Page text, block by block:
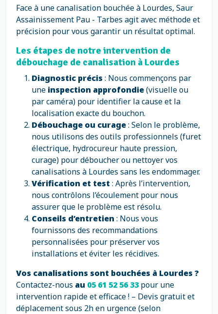
Face à une canalisation bouchée à Lourdes, Saur
Assainissement Pau - Tarbes agit avec méthode et
précision pour vous garantir un résultat optimal.
Les étapes de notre intervention de
débouchage de canalisation à Lourdes
Diagnostic précis : Nous commençons par
une inspection approfondie(visuelle ou
par caméra) pour identifier la cause et la
localisation exacte du bouchon.
Débouchage ou curage: Selon le problème,
nous utilisons des outils professionnels (furet
électrique, hydrocureur haute pression,
curage) pour déboucher ou nettoyer vos
canalisations à Lourdes sans les endommager.
Vérification et test : Après l’intervention,
nous contrôlons l’écoulement pour nous
assurer que le problème est résolu.
Conseils d’entretien : Nous vous
fournissons des recommandations
personnalisées pour préserver vos
installations et éviter les récidives.
Vos canalisations sont bouchées à Lourdes ?
Contactez-nous au 05 61 52 56 33 pour une
intervention rapide et efficace ! – Devis gratuit et
déplacement sous 2h en urgence (selon